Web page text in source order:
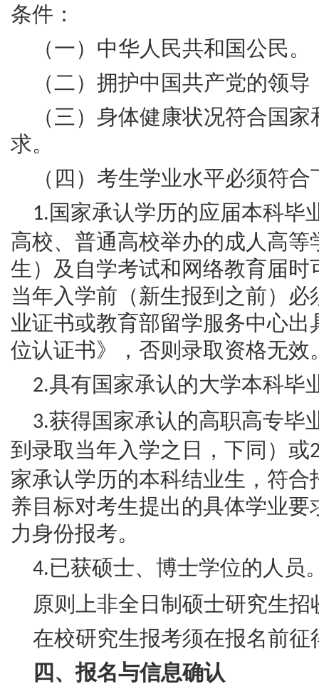
条件：
（一） 中华人民共和国公民。
（二） 拥护中国共产党的领
（三）身体健康状况符合国
求。
（四）考生学业水平必须符
1.国家承认学历的应届本科毕
高校、普通高校举办的成人高
生）及自学考试和网络教育届
当年入学前（新生报到之前）
业证书或教育部留学服务中心
位认证书》，否则录取资格无效
2.具有国家承认的大学本科毕
3.获得国家承认的高职高专毕
到录取当年入学之日，下同）或
家承认学历的本科结业生，符
养目标对考生提出的具体学业
力身份报考。
4.已获硕士、博士学位的人员
原则上非全日制硕士研究生
在校研究生报考须在报名前
四、报名与信息确认